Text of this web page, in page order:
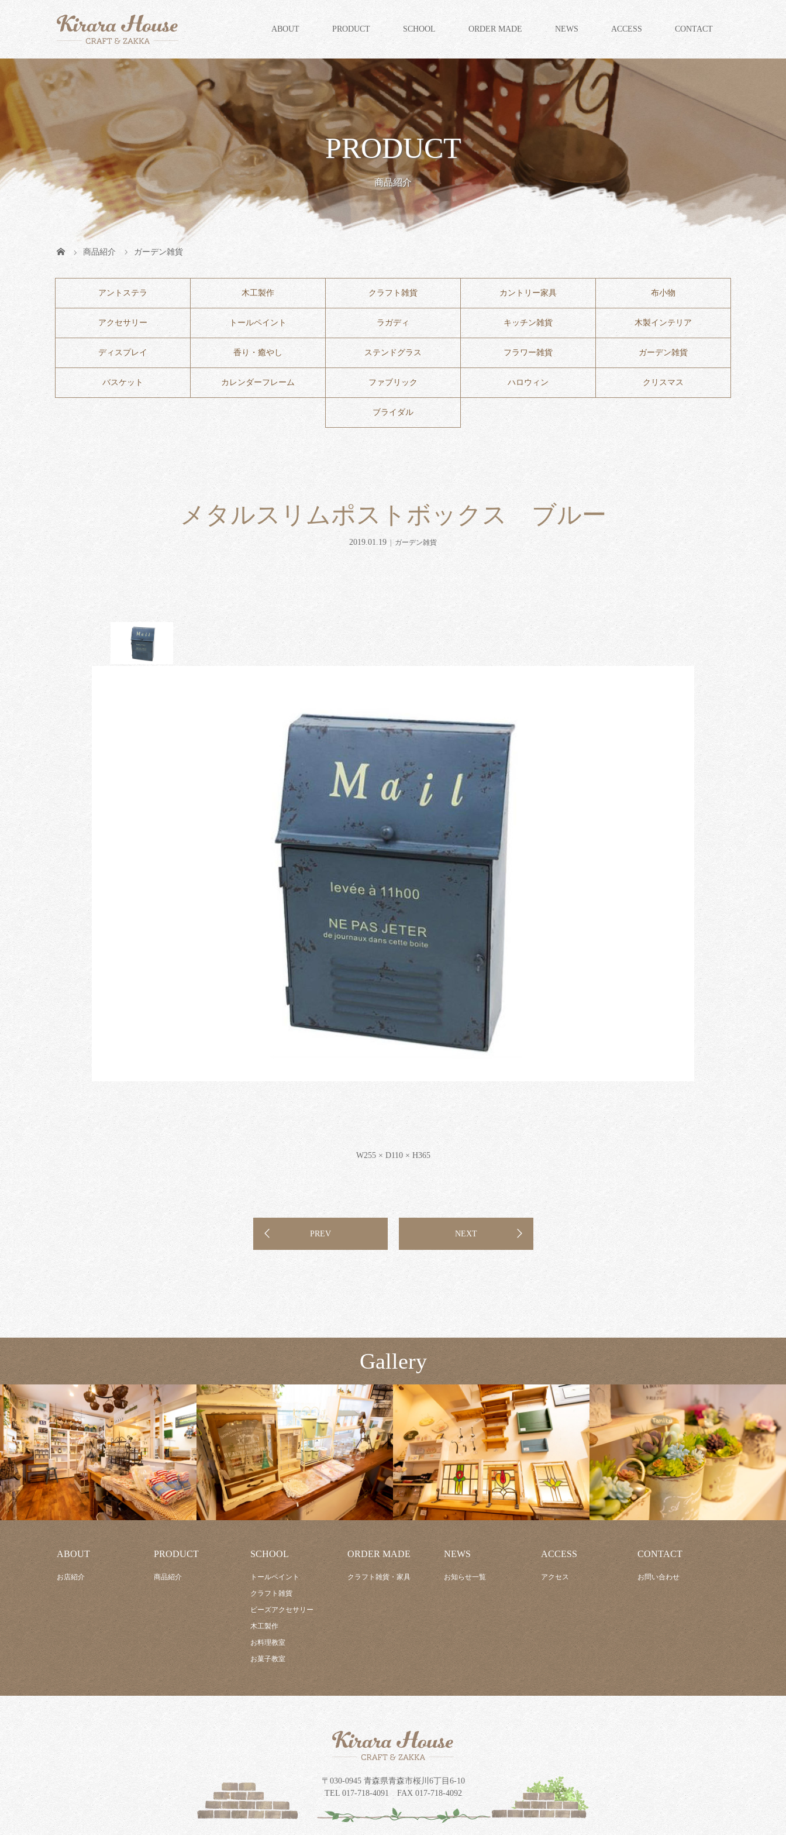
ABOUT PRODUCT SCHOOL ORDER MADE NEWS ACCESS CONTACT
PRODUCT
商品紹介
商品紹介 ガーデン雑貨
アントステラ 木工製作 クラフト雑貨 カントリー家具 布小物
アクセサリー トールペイント ラガディ キッチン雑貨 木製インテリア
ディスプレイ 香り・癒やし ステンドグラス フラワー雑貨 ガーデン雑貨
バスケット カレンダーフレーム ファブリック ハロウィン クリスマス
ブライダル
メタルスリムポストボックス ブルー
2019.01.19 ガーデン雑貨
W255 × D110 × H365
PREV NEXT
Gallery
ABOUT
お店紹介
PRODUCT
商品紹介
SCHOOL
トールペイント
クラフト雑貨
ビーズアクセサリー
木工製作
お料理教室
お菓子教室
ORDER MADE
クラフト雑貨・家具
NEWS
お知らせ一覧
ACCESS
アクセス
CONTACT
お問い合わせ
〒030-0945 青森県青森市桜川6丁目6-10
TEL 017-718-4091 FAX 017-718-4092